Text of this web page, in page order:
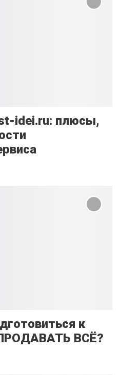
idei.ru: плюсы,
к
ВСЁ?